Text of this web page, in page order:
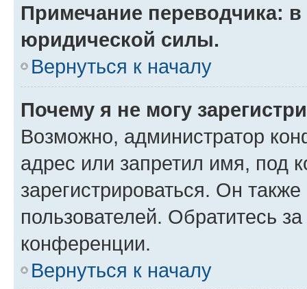
Примечание переводчика:
юридической силы.
Вернуться к началу
Почему я не могу
Возможно, администратор
адрес или запретил имя, под
зарегистрироваться. Он
пользователей. Обратитесь
конференции.
Вернуться к началу